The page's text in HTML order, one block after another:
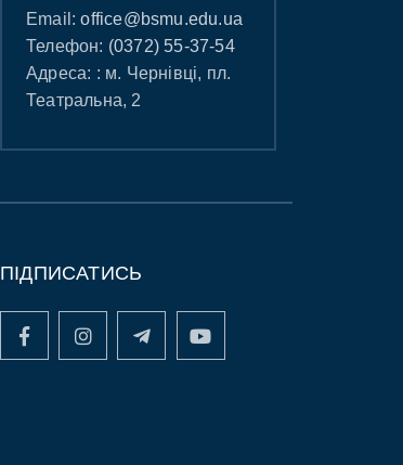
Email:office@bsmu.edu.ua
Телефон: (0372) 55-37-54
Адреса: : м. Чернівці, пл.
Театральна, 2
ПІДПИСАТИСЬ